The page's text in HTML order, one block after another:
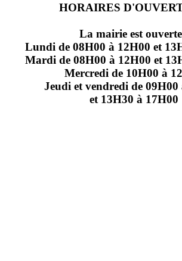
HORAIRES
La mairie est
Lundi de 08H00 à 12H00 et
Mardi de 08H00 à 12H00 et
Mercredi de 10H00 à
Jeudi et vendredi de 09H00
et 13H30 à 17H00